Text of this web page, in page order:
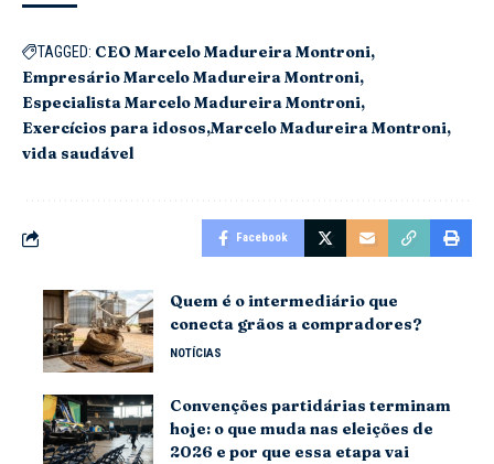
TAGGED: CEO Marcelo Madureira Montroni
Empresário Marcelo Madureira Montroni
Especialista Marcelo Madureira Montroni
Exercícios para idosos Marcelo Madureira Montroni
vida saudável
Facebook
Quem é o intermediário que
conecta grãos a compradores?
NOTÍCIAS
Convenções partidárias terminam
hoje: o que muda nas eleições de
2026 e por que essa etapa vai